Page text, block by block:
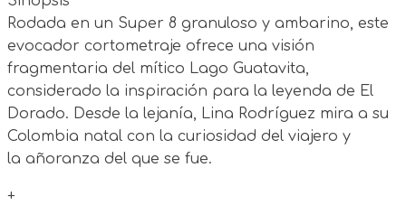
Rodada en un Super 8 granuloso y ambarino, este
evocador cortometraje ofrece una visión
fragmentaria del mítico Lago Guatavita,
considerado la inspiración para la leyenda de El
Dorado. Desde la lejanía, Lina Rodríguez mira a su
Colombia natal con la curiosidad del viajero y
la añoranza del que se fue.
+